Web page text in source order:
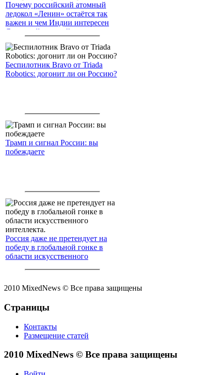
Почему российский атомный
ледокол «Ленин» остаётся так
важен и чем Индии интересен
Северный морской путь
Беспилотник Bravo от Triada
Robotics: догонит ли он Россию?
Трамп и сигнал России: вы
побеждаете
Россия даже не претендует на
победу в глобальной гонке в
области искусственного
2010 MixedNews © Все права защищены
Страницы
Контакты
Размещение статей
2010 MixedNews © Все права защищены